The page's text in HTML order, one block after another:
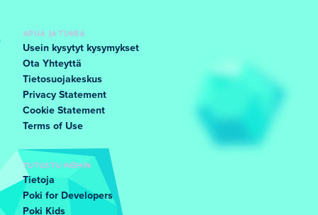
APUA JA TUKEA
Usein kysytyt kysymykset
Ota Yhteyttä
Tietosuojakeskus
Privacy Statement
Cookie Statement
Terms of Use
TUTUSTU MEIHIN
Tietoja
Poki for Developers
Poki Kids